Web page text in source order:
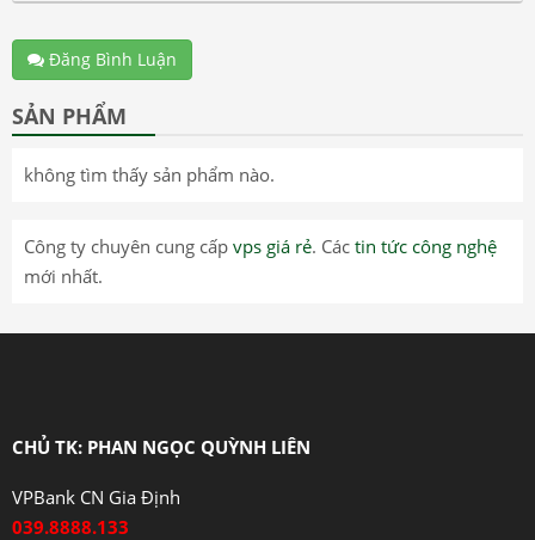
Đăng Bình Luận
SẢN PHẨM
không tìm thấy sản phẩm nào.
Công ty chuyên cung cấp vps giá rẻ. Các tin tức công nghệ
mới nhất.
CHỦ TK: PHAN NGỌC QUỲNH LIÊN
VPBank CN Gia Định
039.8888.133